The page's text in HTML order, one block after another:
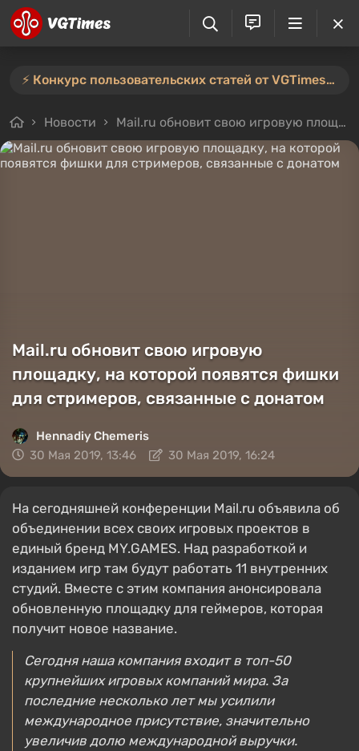
⚡️ Конкурс пользовательских статей от VGTimes продлён — участвуйте тут ⚡️
Новости Mail.ru обновит свою игровую площадку, на которой появятся фишки для стримеров, связанные с донатом
Mail.ru обновит свою игровую
площадку, на которой появятся фишки
для стримеров, связанные с донатом
Hennadiy Chemеris
30 Мая 2019, 13:46
30 Мая 2019, 16:24
На сегодняшней конференции Mail.ru объявила об
объединении всех своих игровых проектов в
единый бренд MY.GAMES. Над разработкой и
изданием игр там будут работать 11 внутренних
студий. Вместе с этим компания анонсировала
обновленную площадку для геймеров, которая
получит новое название.
Сегодня наша компания входит в топ-50
крупнейших игровых компаний мира. За
последние несколько лет мы усилили
международное присутствие, значительно
увеличив долю международной выручки.